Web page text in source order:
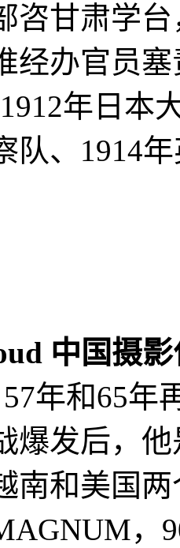
咨甘肃学
经办官员
年日本
队、1914
中国摄
年和65年
爆发后，
南和美国
，